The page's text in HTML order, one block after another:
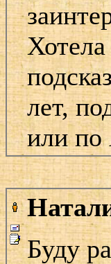
лет,
или по
Буду